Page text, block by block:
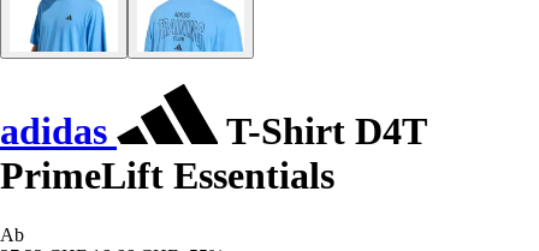
adidas
T-Shirt D4T
PrimeLift Essentials
Ab